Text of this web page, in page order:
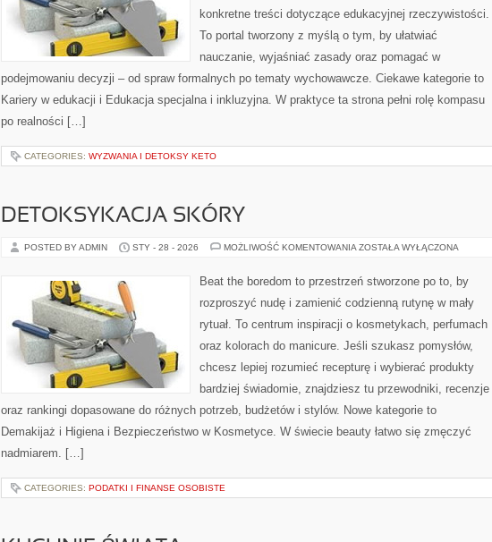
konkretne treści dotyczące edukacyjnej rzeczywistości.
To portal tworzony z myślą o tym, by ułatwiać
nauczanie, wyjaśniać zasady oraz pomagać w
podejmowaniu decyzji – od spraw formalnych po tematy wychowawcze. Ciekawe kategorie to
Kariery w edukacji i Edukacja specjalna i inkluzyjna. W praktyce ta strona pełni rolę kompasu
po realności […]
CATEGORIES: WYZWANIA I DETOKSY KETO
DETOKSYKACJA SKÓRY
POSTED BY ADMIN STY - 28 - 2026 MOŻLIWOŚĆ KOMENTOWANIA DETOKSYKACJA
ZOSTAŁA WYŁĄCZONA
Beat the boredom to przestrzeń stworzone po to, by
rozproszyć nudę i zamienić codzienną rutynę w mały
rytuał. To centrum inspiracji o kosmetykach, perfumach
oraz kolorach do manicure. Jeśli szukasz pomysłów,
chcesz lepiej rozumieć recepturę i wybierać produkty
bardziej świadomie, znajdziesz tu przewodniki, recenzje
oraz rankingi dopasowane do różnych potrzeb, budżetów i stylów. Nowe kategorie to
Demakijaż i Higiena i Bezpieczeństwo w Kosmetyce. W świecie beauty łatwo się zmęczyć
nadmiarem. […]
CATEGORIES: PODATKI I FINANSE OSOBISTE